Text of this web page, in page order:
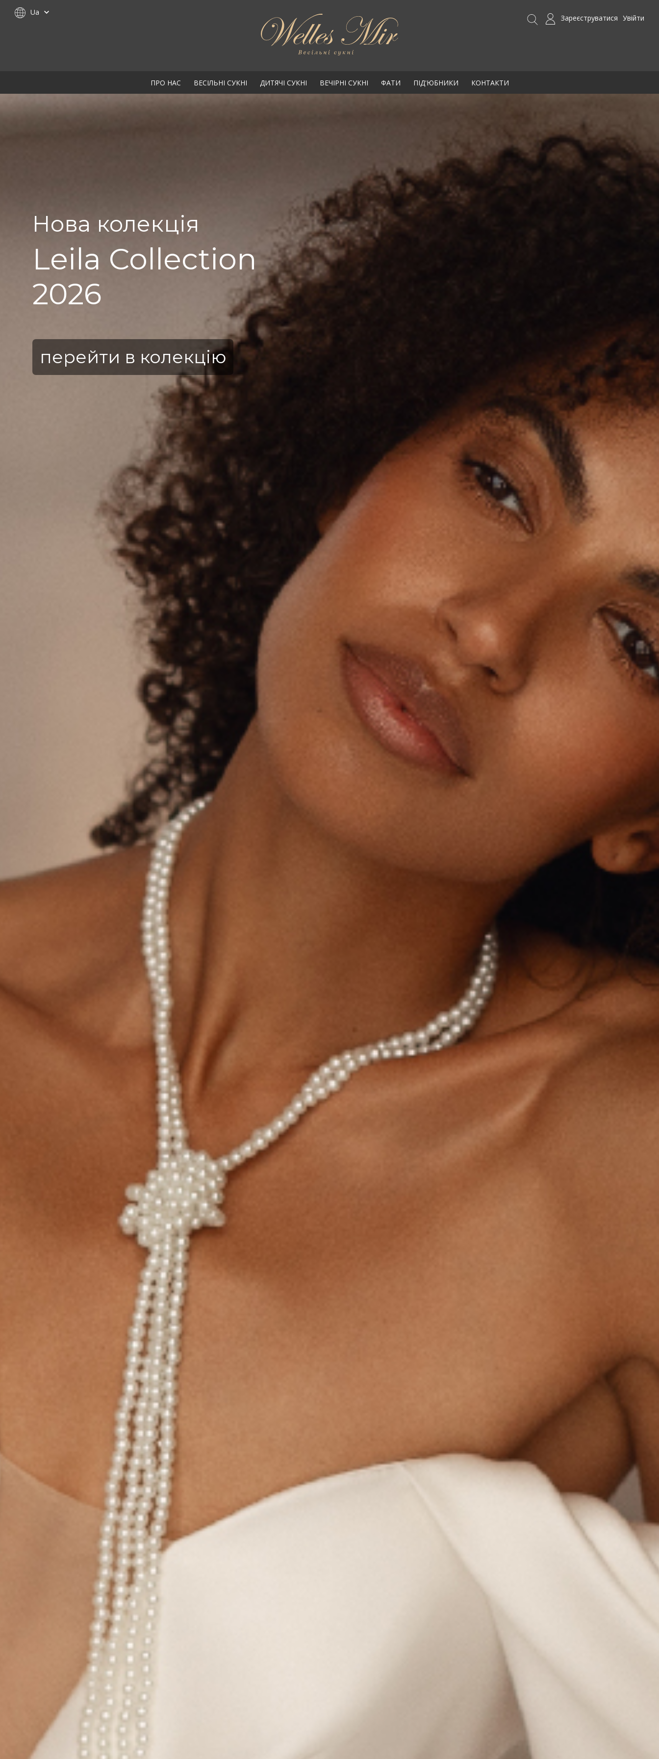
Ua
Увійти
Зареєструватися
ПРО НАС ВЕСІЛЬНІ СУКНІ ДИТЯЧІ СУКНІ ВЕЧІРНІ СУКНІ ФАТИ ПІД'ЮБНИКИ КОНТАКТИ
Нова колекція
Leila Collection
2026
перейти в колекцію